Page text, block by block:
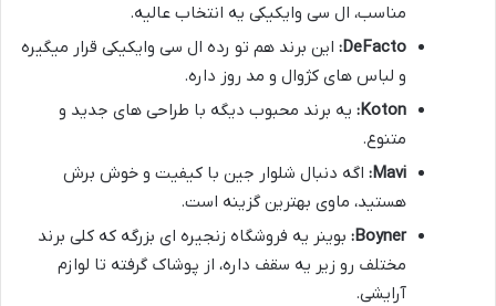
مناسب، ال سی وایکیکی یه انتخاب عالیه.
DeFacto: این برند هم تو رده ال سی وایکیکی قرار میگیره
و لباس های کژوال و مد روز داره.
Koton: یه برند محبوب دیگه با طراحی های جدید و
متنوع.
Mavi: اگه دنبال شلوار جین با کیفیت و خوش برش
هستید، ماوی بهترین گزینه است.
Boyner: بوینر یه فروشگاه زنجیره ای بزرگه که کلی برند
مختلف رو زیر یه سقف داره، از پوشاک گرفته تا لوازم
آرایشی.